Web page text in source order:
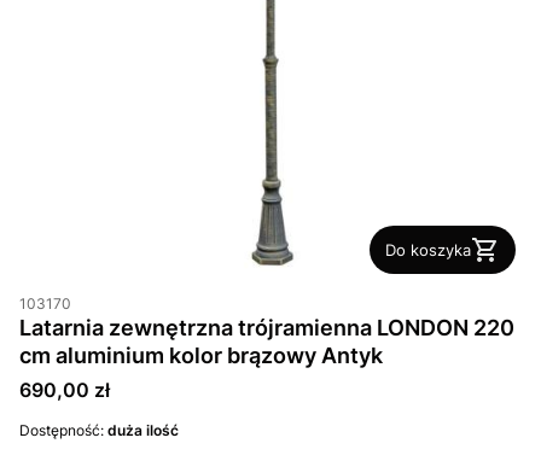
Do koszyka
103170
Latarnia zewnętrzna trójramienna LONDON 220
cm aluminium kolor brązowy Antyk
Cena
690,00 zł
Dostępność: duża ilość